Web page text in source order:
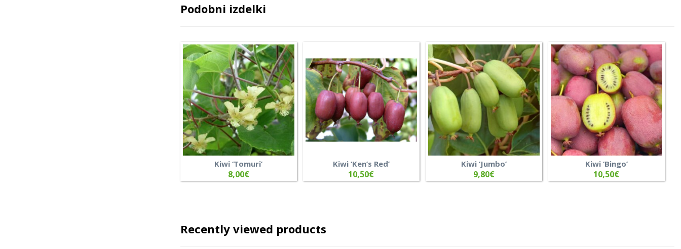
Podobni izdelki
Kiwi ‘Tomuri’
8,00€
Kiwi ‘Ken’s Red’
10,50€
Kiwi ‘Jumbo’
9,80€
Kiwi ‘Bingo’
10,50€
Recently viewed products